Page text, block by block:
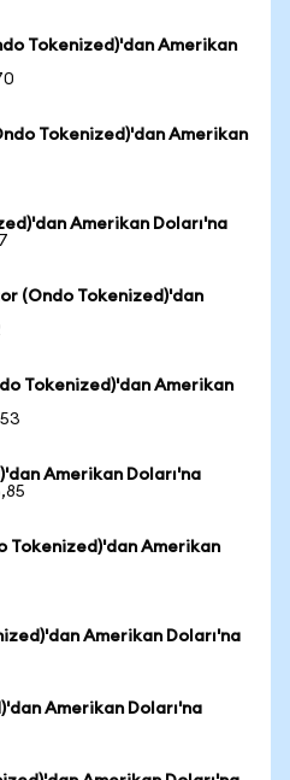
Tokenized)'dan Amerikan
Tokenized)'dan Amerikan
Amerikan Doları'na
(Ondo Tokenized)'dan
Tokenized)'dan Amerikan
Amerikan Doları'na
Tokenized)'dan Amerikan
Amerikan Doları'na
Amerikan Doları'na